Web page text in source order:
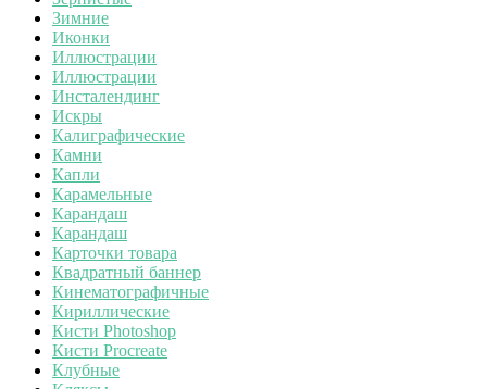
Зимние
Иконки
Иллюстрации
Иллюстрации
Инсталендинг
Искры
Калиграфические
Камни
Капли
Карамельные
Карандаш
Карандаш
Карточки товара
Квадратный баннер
Кинематографичные
Кириллические
Кисти Photoshop
Кисти Procreate
Клубные